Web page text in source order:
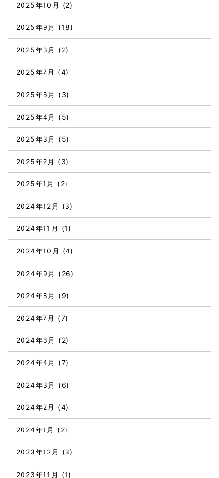
2025年10月 (2)
2025年9月 (18)
2025年8月 (2)
2025年7月 (4)
2025年6月 (3)
2025年4月 (5)
2025年3月 (5)
2025年2月 (3)
2025年1月 (2)
2024年12月 (3)
2024年11月 (1)
2024年10月 (4)
2024年9月 (26)
2024年8月 (9)
2024年7月 (7)
2024年6月 (2)
2024年4月 (7)
2024年3月 (6)
2024年2月 (4)
2024年1月 (2)
2023年12月 (3)
2023年11月 (1)